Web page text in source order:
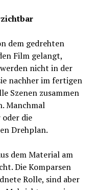
dem gedrehten
Film gelangt,
nicht in der
nachher im fertigen
Szenen zusammen
Manchmal
die
Drehplan.
dem Material am
Die Komparsen
Rolle, sind aber